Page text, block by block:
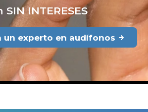
INTERESES
un experto en audífonos